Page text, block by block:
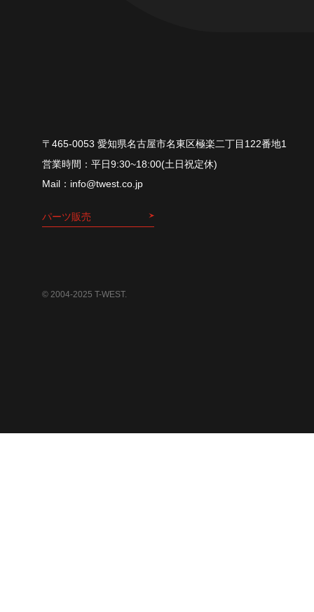
〒465-0053 愛知県名古屋市名東区極楽二丁目122番地1
平⽇9:30~18:00(⼟⽇祝定休)
info@twest.co.jp
パーツ販売
© 2004-2025 T-WEST.